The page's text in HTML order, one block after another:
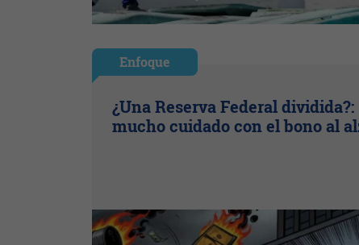
Enfoque
¿Una Reserva Federal dividida?:
mucho cuidado con el bono al